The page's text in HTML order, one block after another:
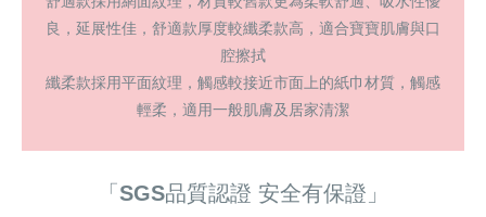
良，延展性佳，舒適款厚度較纖柔款高，適合寶寶肌膚與口
腔擦拭
纖柔款採用平面紋理，觸感較接近市面上的紙巾材質，觸感
輕柔，適用一般肌膚及居家清潔
「SGS品質認證 安全有保證」